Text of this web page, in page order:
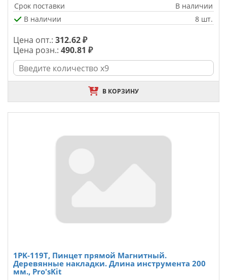
Срок поставки
В наличии
В наличии
8 шт.
Цена опт.: 312.62 ₽
Цена розн.: 490.81 ₽
В КОРЗИНУ
1PK-119T, Пинцет прямой Магнитный.
Деревянные накладки. Длина инструмента 200
мм., Pro'sKit